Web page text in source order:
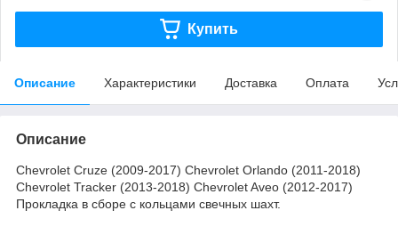
Купить
Описание Характеристики Доставка Оплата
Описание
Chevrolet Cruze (2009-2017) Chevrolet Orlando (2011-2018)
Chevrolet Tracker (2013-2018) Chevrolet Aveo (2012-2017)
Прокладка в сборе с кольцами свечных шахт.